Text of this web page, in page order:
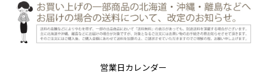
営業日カレンダー